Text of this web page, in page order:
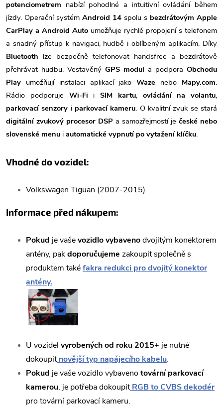
potenciometrem nabízí pohodlné a intuitivní ovládání během
jízdy. Operační systém Android 14 spolu s bezdrátovým Apple
CarPlay a Android Auto umožňuje rychlé propojení s telefonem
a snadný přístup k navigaci, hudbě i oblíbeným aplikacím. Díky
Bluetooth lze bezpečně telefonovat handsfree a bezdrátově
přehrávat hudbu. Vestavěný GPS modul a podpora Obchodu
Play umožňují instalaci aplikací jakoWaze nebo Mapy.com.
Rádio podporuje Wi-Fi i SIM kartu, ovládání na volantu,
parkovací senzory i parkovací kameru. O kvalitní zvuk se stará
digitální zvukový procesor DSP a samozřejmostí je české nebo
slovenské menu i automatické vypnutí po vytažení klíčku.
Vhodné do vozidel:
Volkswagen Tiguan (2007-2015)
Informace před nákupem:
Pokud je vaševozidlo vybavenodvojitým konektorem
antény, pakdoporučujeme zakoupit společně s
produktem takéfakra redukci pro dvojitý konektor
antény.
U vozidel vyrobených od roku 2015+ je nutné
dokoupit novější typ napájecího kabelu.
Pokud je vaše vozidlo vybaveno tovární parkovací
kamerou, je potřeba dokoupit RGB to CVBS dekodér
pro tovární parkovací kameru.